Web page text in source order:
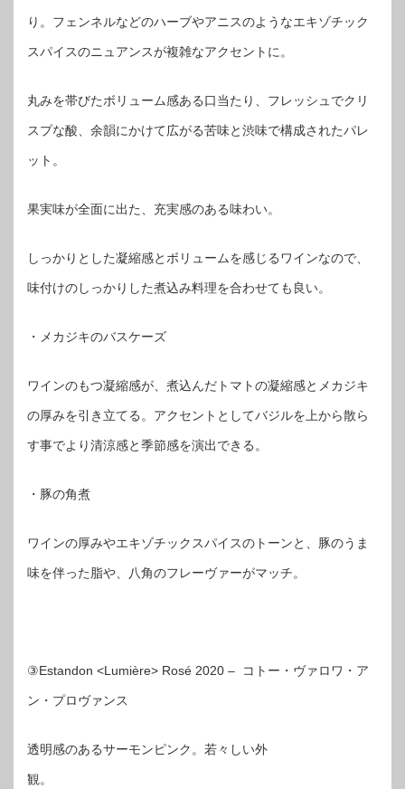
り。フェンネルなどのハーブやアニスのようなエキゾチック
スパイスのニュアンスが複雑なアクセントに。
丸みを帯びたボリューム感ある口当たり、フレッシュでクリ
スプな酸、余韻にかけて広がる苦味と渋味で構成されたパレ
ット。
果実味が全面に出た、充実感のある味わい。
しっかりとした凝縮感とボリュームを感じるワインなので、
味付けのしっかりした煮込み料理を合わせても良い。
・メカジキのバスケーズ
ワインのもつ凝縮感が、煮込んだトマトの凝縮感とメカジキ
の厚みを引き立てる。アクセントとしてバジルを上から散ら
す事でより清涼感と季節感を演出できる。
・豚の角煮
ワインの厚みやエキゾチックスパイスのトーンと、豚のうま
味を伴った脂や、八角のフレーヴァーがマッチ。
③Estandon <Lumière> Rosé 2020 – コトー・ヴァロワ・ア
ン・プロヴァンス
透明感のあるサーモンピンク。若々しい外
観。